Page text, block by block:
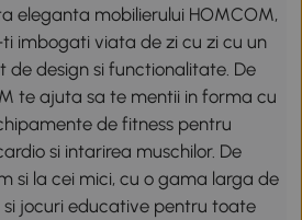
eleganta mobilierului HOMCOM,
imbogati viata de zi cu zi cu un
de design si functionalitate. De
te ajuta sa te mentii in forma cu
de fitness pentru
si intarirea muschilor. De
si la cei mici, cu o gama larga de
jocuri educative pentru toate